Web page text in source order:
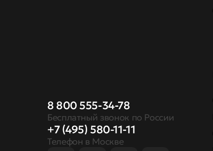
8 800 555-34-78
Бесплатный звонок по России
+7 (495) 580-11-11
Телефон в Москве